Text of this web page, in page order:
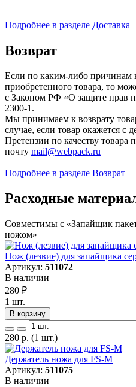
Подробнее в разделе Доставка
Возврат
Если по каким-либо причинам
приобретенного товара, то
с Законом РФ «О защите прав
2300-1.
Мы принимаем к возврату
случае, если товар окажется с
Претензии по качеству
почту mail@webpack.ru
Подробнее в разделе Возврат
Расходные
Совместимы с «Запайщик
ножом»
Нож (лезвие) для запайщика
Артикул: 511072
В наличии
280 ₽
1 шт.
В корзину
280 р. (1 шт.)
Держатель ножа для FS-M
Артикул: 511075
В наличии